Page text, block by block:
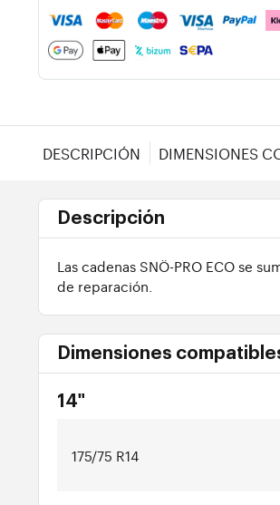
DESCRIPCIÓN DIMENSIONES
Descripción
Las cadenas SNÖ-PRO ECO se
de reparación.
Dimensiones
14"
175/75 R14